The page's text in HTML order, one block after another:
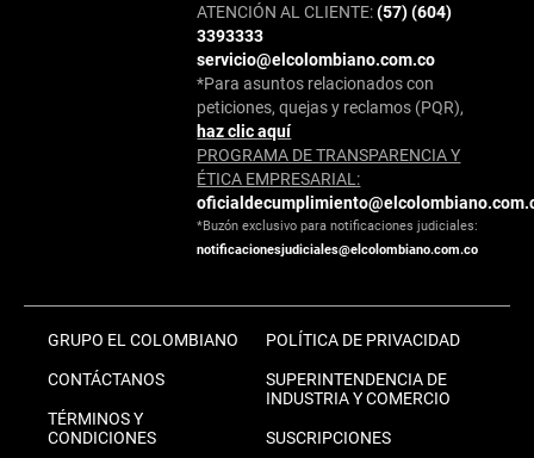
ATENCIÓN AL CLIENTE:(57) (604)
3393333
servicio@elcolombiano.com.co
*Para asuntos relacionados con
peticiones, quejas y reclamos (PQR),
haz clic aquí
PROGRAMA DE TRANSPARENCIA Y
ÉTICA EMPRESARIAL:
*Buzón exclusivo para notificaciones judiciales:
notificacionesjudiciales@elcolombiano.com.co
GRUPO EL COLOMBIANO
CONTÁCTANOS
TÉRMINOS Y
CONDICIONES
POLÍTICA DE PRIVACIDAD
SUPERINTENDENCIA DE
INDUSTRIA Y COMERCIO
SUSCRIPCIONES